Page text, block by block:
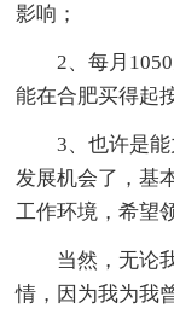
影响；
2、每月1050
能在合肥买得起
3、也许是能
发展机会了，基
工作环境，希望
当然，无论我
情，因为我为我